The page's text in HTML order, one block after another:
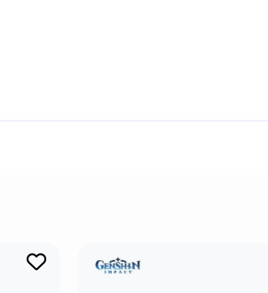
Фонтейна, отличающийся